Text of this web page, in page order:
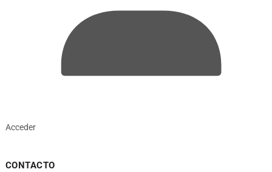
Acceder
CONTACTO